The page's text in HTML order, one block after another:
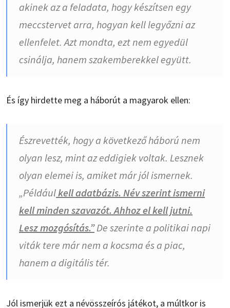
akinek az a feladata, hogy készítsen egy
meccstervet arra, hogyan kell legyőzni az
ellenfelet. Azt mondta, ezt nem egyedül
csinálja, hanem szakemberekkel együtt.
És így hirdette meg a háborút a magyarok ellen:
Észrevették, hogy a következő háború nem
olyan lesz, mint az eddigiek voltak. Lesznek
olyan elemei is, amiket már jól ismernek.
„Példáulkell adatbázis. Név szerint ismerni
kell minden szavazót. Ahhoz el kell jutni.
Lesz mozgósítás.”De szerinte a politikai napi
viták tere már nem a kocsma és a piac,
hanem a digitális tér.
Jól ismerjük ezt a névösszeírós játékot, a múltkor is